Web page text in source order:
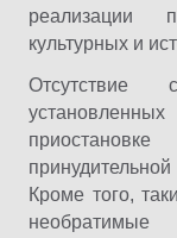
реализации
культурных и
Отсутствие
Кроме того,
необратимые